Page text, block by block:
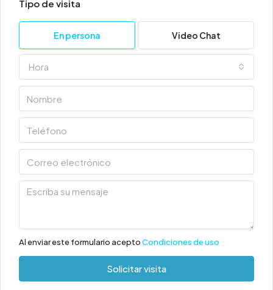
Tipo de visita
En persona Video Chat
Hora
Al enviar este formulario aceptoCondiciones de uso
Solicitar visita